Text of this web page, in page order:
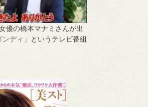
優の橋本マナミさんが出
ディ」 というテレビ番組